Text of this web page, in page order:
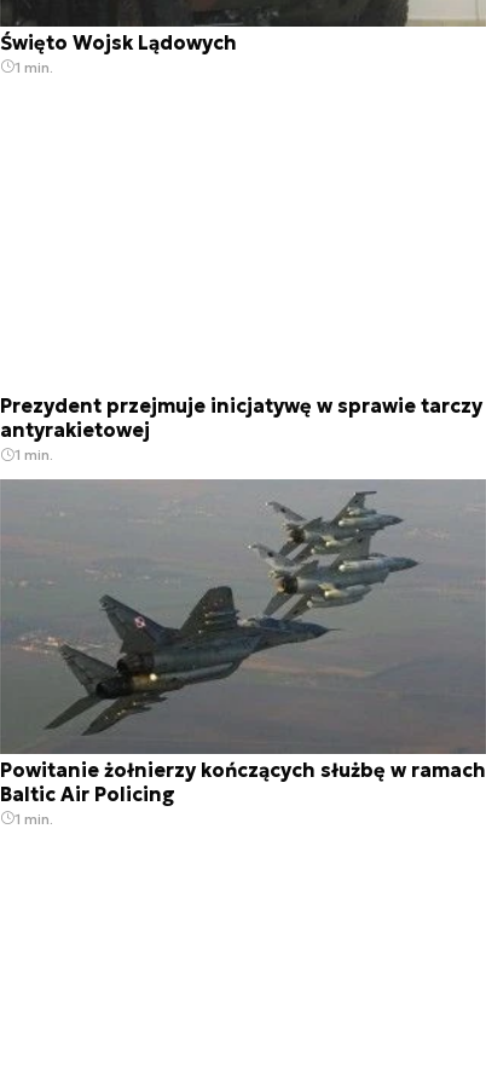
Święto Wojsk Lądowych
1 min.
Prezydent przejmuje inicjatywę w sprawie tarczy
antyrakietowej
1 min.
Powitanie żołnierzy kończących służbę w ramach
Baltic Air Policing
1 min.